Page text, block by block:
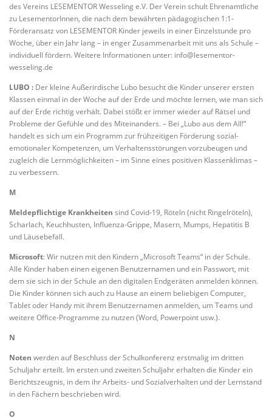
des Vereins LESEMENTOR Wesseling e.V. Der Verein schult Ehrenamtliche
zu LesementorInnen, die nach dem bewährten pädagogischen 1:1-
Förderansatz von LESEMENTOR Kinder jeweils in einer Einzelstunde pro
Woche, über ein Jahr lang – in enger Zusammenarbeit mit uns als Schule –
individuell fördern. Weitere Informationen unter: info@lesementor-
wesseling.de
LUBO : Der kleine Außerirdische Lubo besucht die Kinder unserer ersten
Klassen einmal in der Woche auf der Erde und möchte lernen, wie man sich
auf der Erde richtig verhält. Dabei stößt er immer wieder auf Rätsel und
Probleme der Gefühle und des Miteinanders. – Bei „Lubo aus dem All!“
handelt es sich um ein Programm zur frühzeitigen Förderung sozial-
emotionaler Kompetenzen, um Verhaltensstörungen vorzubeugen und
zugleich die Lernmöglichkeiten – im Sinne eines positiven Klassenklimas –
zu verbessern.
M
Meldepflichtige Krankheiten sind Covid-19, Röteln (nicht Ringelröteln),
Scharlach, Keuchhusten, Influenza-Grippe, Masern, Mumps, Hepatitis B
und Läusebefall.
Microsoft: Wir nutzen mit den Kindern „Microsoft Teams“ in der Schule.
Alle Kinder haben einen eigenen Benutzernamen und ein Passwort, mit
dem sie sich in der Schule an den digitalen Endgeräten anmelden können.
Die Kinder können sich auch zu Hause an einem beliebigen Computer,
Tablet oder Handy mit ihrem Benutzernamen anmelden, um Teams und
weitere Office-Programme zu nutzen (Word, Powerpoint usw.).
N
Noten werden auf Beschluss der Schulkonferenz erstmalig im dritten
Schuljahr erteilt. Im ersten und zweiten Schuljahr erhalten die Kinder ein
Berichtszeugnis, in dem ihr Arbeits- und Sozialverhalten und der Lernstand
in den Fächern beschrieben wird.
O